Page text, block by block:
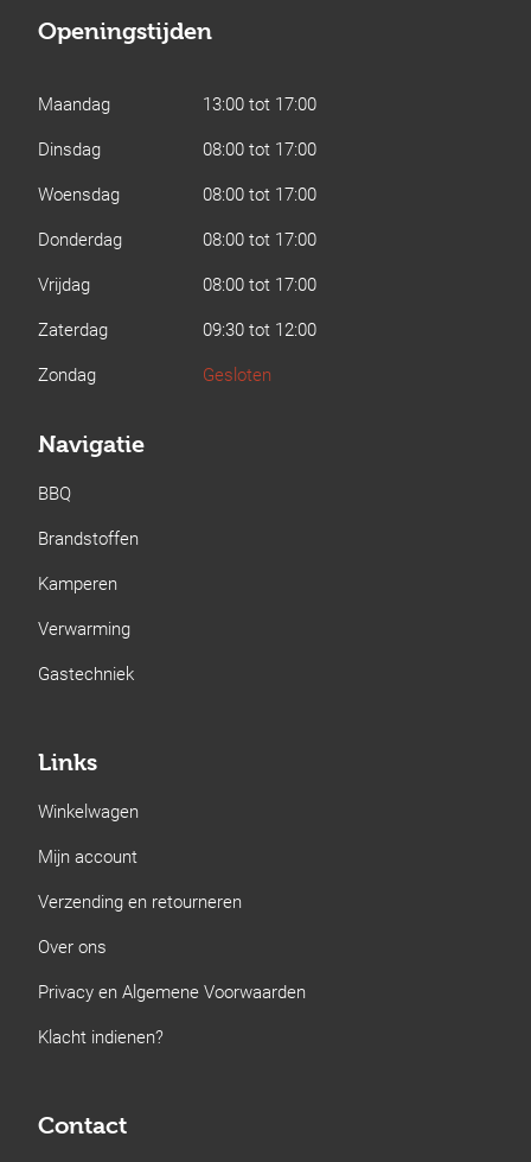
Openingstijden
Maandag
13:00 tot 17:00
Dinsdag
08:00 tot 17:00
Woensdag
08:00 tot 17:00
Donderdag
08:00 tot 17:00
Vrijdag
08:00 tot 17:00
Zaterdag
09:30 tot 12:00
Zondag
Gesloten
Navigatie
BBQ
Brandstoffen
Kamperen
Verwarming
Gastechniek
Links
Winkelwagen
Mijn account
Verzending en retourneren
Over ons
Privacy en Algemene Voorwaarden
Klacht indienen?
Contact